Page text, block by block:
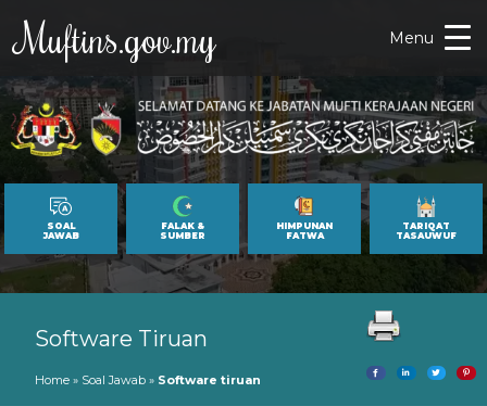
Muftins.gov.my Menu
SOAL
JAWAB
FALAK &
SUMBER
HIMPUNAN
FATWA
TARIQAT
TASAUWUF
Software Tiruan
Home » Soal Jawab » Software tiruan